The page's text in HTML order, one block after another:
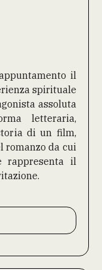
il
spirituale
assoluta
letteraria,
di un film,
romanzo da cui
rappresenta il